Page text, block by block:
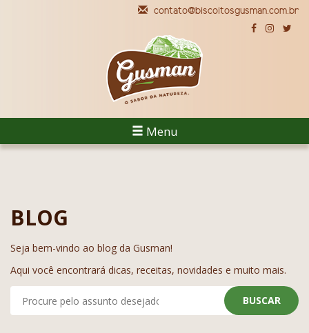
contato@biscoitosgusman.com.br
Menu
BLOG
Seja bem-vindo ao blog da Gusman!
Aqui você encontrará dicas, receitas, novidades e muito mais.
BUSCAR